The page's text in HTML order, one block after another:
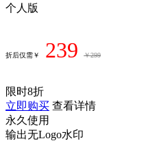
个人版
折后仅需￥ 239 ￥299
限时8折
立即购买 查看详情
永久使用
输出无Logo水印